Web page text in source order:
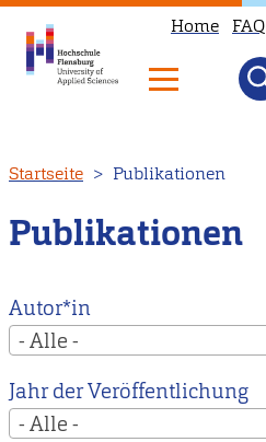
zum
Inhalt
Home FAQ
Startseite Publikationen
Publikationen
Autor*in
- Alle -
Jahr der Veröffentlichung
- Alle -